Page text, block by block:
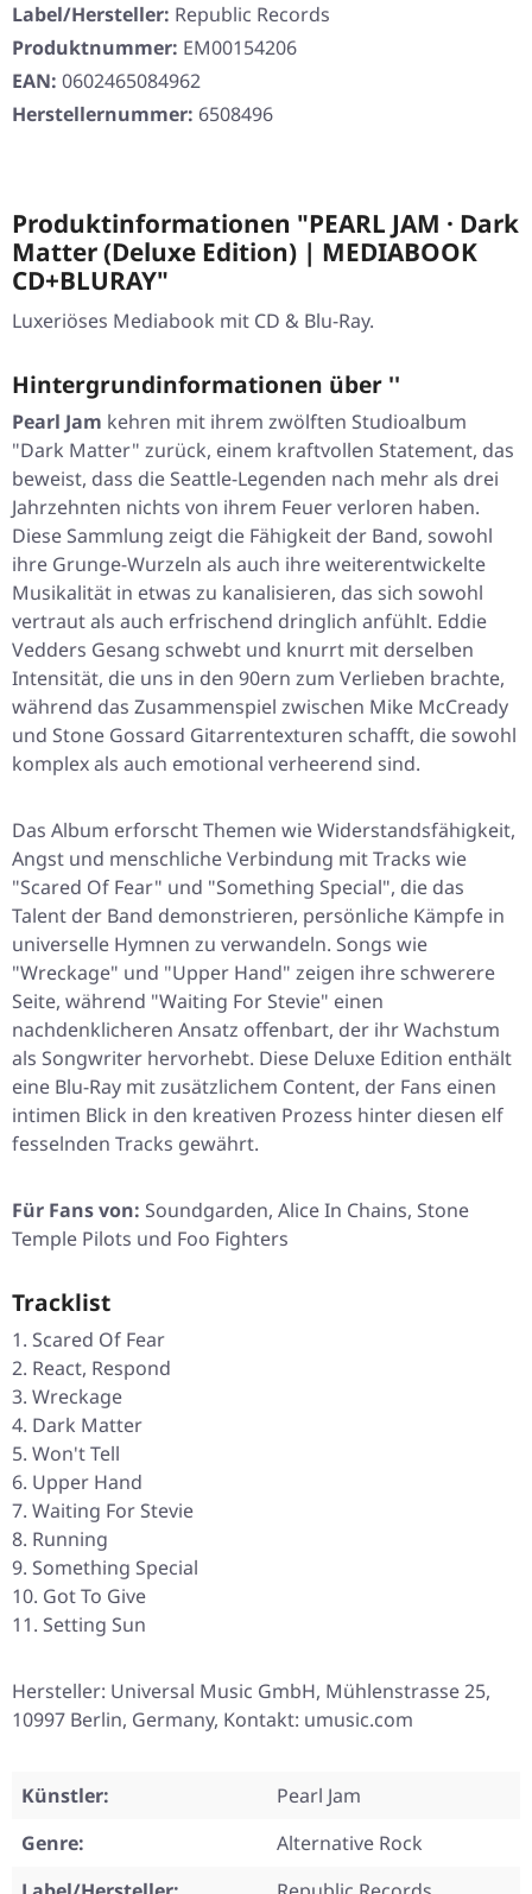
Label/Hersteller: Republic Records
Produktnummer: EM00154206
EAN: 0602465084962
Herstellernummer: 6508496
Produktinformationen "PEARL JAM · Dark
Matter (Deluxe Edition) | MEDIABOOK
CD+BLURAY"
Luxeriöses Mediabook mit CD & Blu-Ray.
Hintergrundinformationen über ''
Pearl Jam kehren mit ihrem zwölften Studioalbum
"Dark Matter" zurück, einem kraftvollen Statement, das
beweist, dass die Seattle-Legenden nach mehr als drei
Jahrzehnten nichts von ihrem Feuer verloren haben.
Diese Sammlung zeigt die Fähigkeit der Band, sowohl
ihre Grunge-Wurzeln als auch ihre weiterentwickelte
Musikalität in etwas zu kanalisieren, das sich sowohl
vertraut als auch erfrischend dringlich anfühlt. Eddie
Vedders Gesang schwebt und knurrt mit derselben
Intensität, die uns in den 90ern zum Verlieben brachte,
während das Zusammenspiel zwischen Mike McCready
und Stone Gossard Gitarrentexturen schafft, die sowohl
komplex als auch emotional verheerend sind.
Das Album erforscht Themen wie Widerstandsfähigkeit,
Angst und menschliche Verbindung mit Tracks wie
"Scared Of Fear" und "Something Special", die das
Talent der Band demonstrieren, persönliche Kämpfe in
universelle Hymnen zu verwandeln. Songs wie
"Wreckage" und "Upper Hand" zeigen ihre schwerere
Seite, während "Waiting For Stevie" einen
nachdenklicheren Ansatz offenbart, der ihr Wachstum
als Songwriter hervorhebt. Diese Deluxe Edition enthält
eine Blu-Ray mit zusätzlichem Content, der Fans einen
intimen Blick in den kreativen Prozess hinter diesen elf
fesselnden Tracks gewährt.
Für Fans von: Soundgarden, Alice In Chains, Stone
Temple Pilots und Foo Fighters
Tracklist
Scared Of Fear
React, Respond
Wreckage
Dark Matter
Won't Tell
Upper Hand
Waiting For Stevie
Running
Something Special
Got To Give
Setting Sun
Hersteller: Universal Music GmbH, Mühlenstrasse 25,
10997 Berlin, Germany, Kontakt: umusic.com
Künstler:
Pearl Jam
Genre:
Alternative Rock